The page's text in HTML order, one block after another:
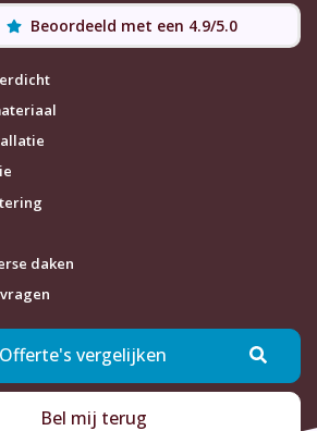
Beoordeeld met een 4.9/5.0
daken
vergelijken
Bel mij terug